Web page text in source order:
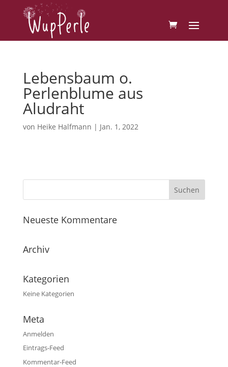
Lebensbaum o.
Perlenblume aus
Aludraht
von Heike Halfmann | Jan. 1, 2022
Neueste Kommentare
Archiv
Kategorien
Keine Kategorien
Meta
Anmelden
Eintrags-Feed
Kommentar-Feed